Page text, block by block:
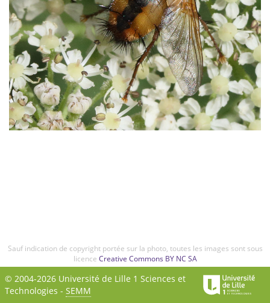
Sauf indication de copyright portée sur la photo, toutes les images sont sous
licence Creative Commons BY NC SA
© 2004-2026 Université de Lille 1 Sciences et
Technologies - SEMM